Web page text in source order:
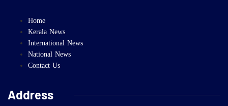
Home
Kerala News
International News
National News
Contact Us
Address